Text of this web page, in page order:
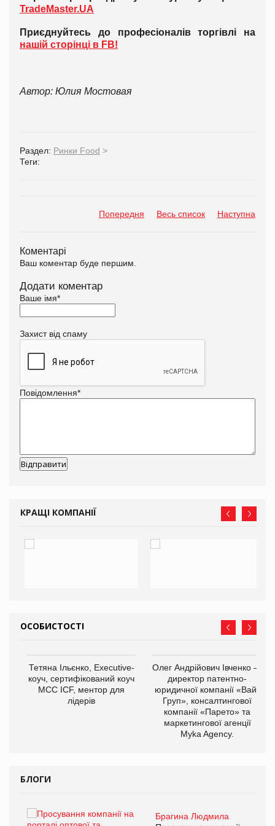
TradeMaster.UA
Приєднуйтесь до професіоналів торгівлі на
нашій сторінці в FB!
Автор: Юлия Мостовая
Раздел: Ринки Food >
Теги:
Попередня Весь список Наступна
Коментарі
Ваш коментар буде першим.
Додати коментар
Ваше імя*
Захист від спаму
Повідомлення*
КРАЩІ КОМПАНІЇ
ОСОБИСТОСТІ
Тетяна Ільєнко, Executive-
коуч, сертифікований коуч
МСС ICF, ментор для
лідерів
Олег Андрійович Івченко —
директор патентно-
юридичної компанії «Вайз
Груп», консалтингової
компанії «Парето» та
маркетингової агенції
Myka Agency.
БЛОГИ
Брагина Людмила